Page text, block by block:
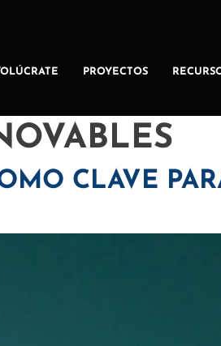
PROYECTOS
CLAVE